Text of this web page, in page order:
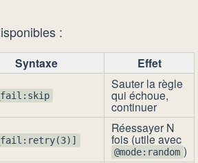
:
Syntaxe Effet
Sauter la règle
qui échoue,
continuer
Réessayer N
fois (utile avec
@mode:random )